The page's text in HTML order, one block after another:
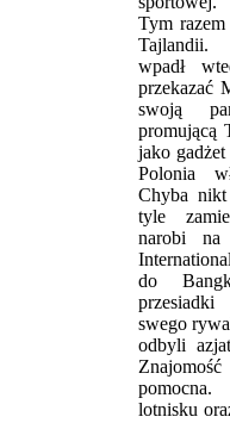
Tym
Tajlandii.
wpadł
przekazać
swoją
promującą
jako
Polonia
Chyba nikt
tyle
narobi na
do
swego
odbyli
lotnisku